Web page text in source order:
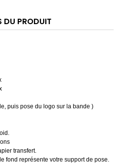
DU PRODUIT
puis pose du logo sur la bande )
transfert.
fond représente votre support de pose.